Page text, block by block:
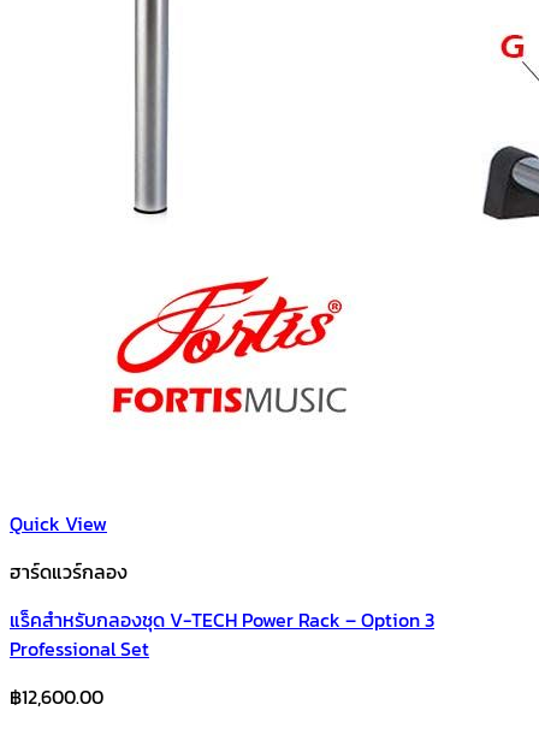
Quick View
ฮาร์ดแวร์กลอง
แร็คสำหรับกลองชุด V-TECH Power Rack – Option 3
Professional Set
฿12,600.00